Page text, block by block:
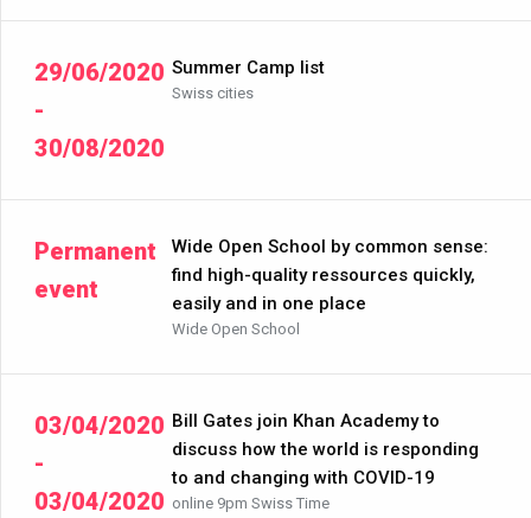
29/06/2020
-
30/08/2020
Summer Camp list
Swiss cities
Permanent
event
Wide Open School by common sense:
find high-quality ressources quickly,
easily and in one place
Wide Open School
03/04/2020
-
03/04/2020
Bill Gates join Khan Academy to
discuss how the world is responding
to and changing with COVID-19
online 9pm Swiss Time